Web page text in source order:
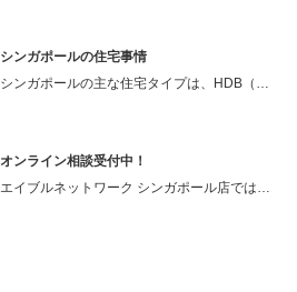
シンガポールの住宅事情
シンガポールの主な住宅タイプは、HDB（…
オンライン相談受付中！
エイブルネットワーク シンガポール店では…